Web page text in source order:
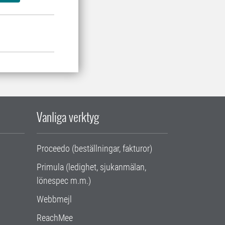
Vanliga verktyg
Proceedo (beställningar, fakturor)
Primula (ledighet, sjukanmälan,
lönespec m.m.)
Webbmejl
ReachMee